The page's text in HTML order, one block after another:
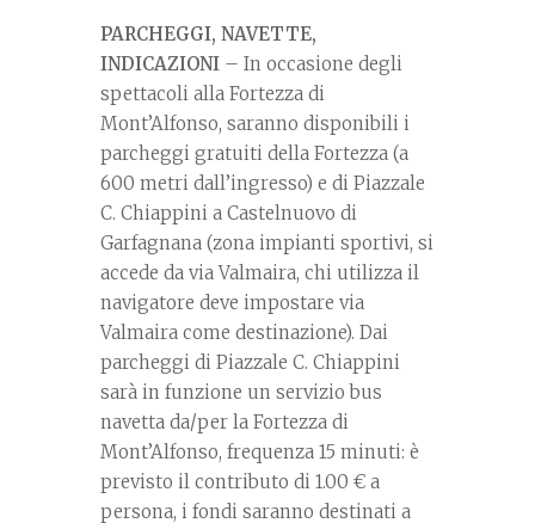
PARCHEGGI, NAVETTE,
INDICAZIONI – In occasione degli
spettacoli alla Fortezza di
Mont’Alfonso, saranno disponibili i
parcheggi gratuiti della Fortezza (a
600 metri dall’ingresso) e di Piazzale
C. Chiappini a Castelnuovo di
Garfagnana (zona impianti sportivi, si
accede da via Valmaira, chi utilizza il
navigatore deve impostare via
Valmaira come destinazione). Dai
parcheggi di Piazzale C. Chiappini
sarà in funzione un servizio bus
navetta da/per la Fortezza di
Mont’Alfonso, frequenza 15 minuti: è
previsto il contributo di 1.00 € a
persona, i fondi saranno destinati a